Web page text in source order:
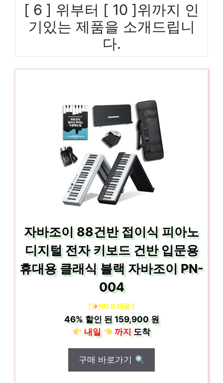
[ 6 ] 위부터 [ 10 ]위까지 인
기있는 제품을 소개드립니
다.
자바조이 88건반 접이식 피아노
디지털 전자 키보드 건반 입문용
휴대용 클래식 블랙 자바조이 PN-
004
[ NO.6 제품 ]
46%할인 된159,900 원
내일
까지도착
구매 바로가기